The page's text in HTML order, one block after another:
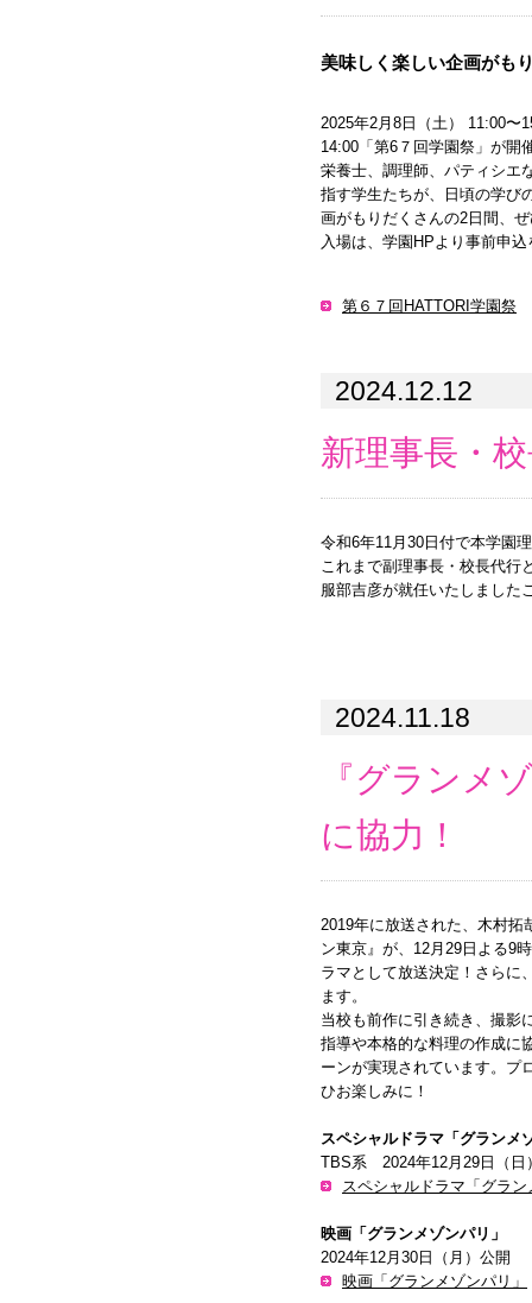
美味しく楽しい企画がも
2025年2月8日（土） 11:00〜
14:00「第6７回学園祭」が開
栄養士、調理師、パティシエ
指す学生たちが、日頃の学び
画がもりだくさんの2日間、
入場は、学園HPより事前申
第６７回HATTORI学園祭
2024.12.12
新理事長・
令和6年11月30日付で本学園
これまで副理事長・校長代行
服部吉彦が就任いたしました
2024.11.18
『グランメ
に協力！
2019年に放送された、木村拓
ン東京』が、12月29日よる9
ラマとして放送決定！さらに
ます。
当校も前作に引き続き、撮影
指導や本格的な料理の作成に
ーンが実現されています。プ
ひお楽しみに！
スペシャルドラマ「グランメ
TBS系 2024年12月29日（日
スペシャルドラマ「グラ
映画「グランメゾンパリ」
2024年12月30日（月）公開
映画「グランメゾンパリ」